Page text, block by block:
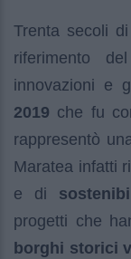
Trenta secoli
riferimento
innovazioni e
2019 che fu
rappresentò
Maratea infatti
e di
progetti che
borghi storici